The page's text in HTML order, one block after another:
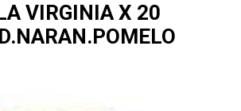
VIRGINIA X 20